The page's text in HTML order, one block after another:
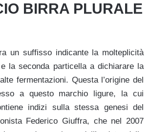
BIRRA PLURALE
un suffisso indicante la molteplicità
e la seconda particella a dichiarare la
fermentazioni. Questa l’origine del
a questo marchio ligure, la cui
indizi sulla stessa genesi del
Federico Giuffra, che nel 2007